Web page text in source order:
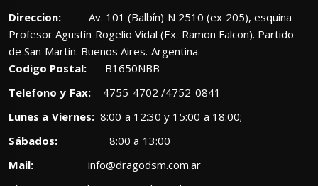
Direccion: Av. 101 (Balbín) N 2510 (ex 205), esquina
Profesor Agustín Rogelio Vidal (Ex. Ramon Falcon). Partido
de San Martín. Buenos Aires. Argentina.-
Codigo Postal: B1650NBB
Telefono y Fax:4755-4702 /4752-0841
Lunes a Viernes:8:00 a 12:30 y 15:00 a 18:00;
Sábados: 8:00 a 13:00
Mail:
info@dragodsm.com.ar